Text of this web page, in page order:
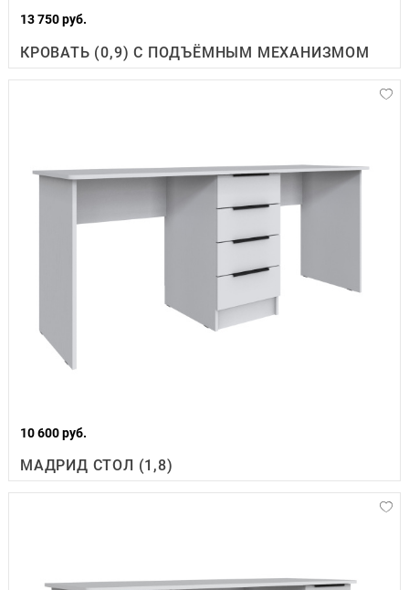
13 750 руб.
КРОВАТЬ (0,9) С ПОДЪЁМНЫМ МЕХАНИЗМОМ
10 600 руб.
МАДРИД СТОЛ (1,8)